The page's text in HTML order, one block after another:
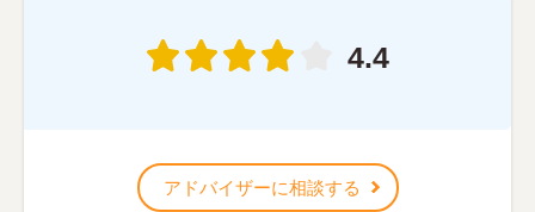
4.4
アドバイザーに相談する